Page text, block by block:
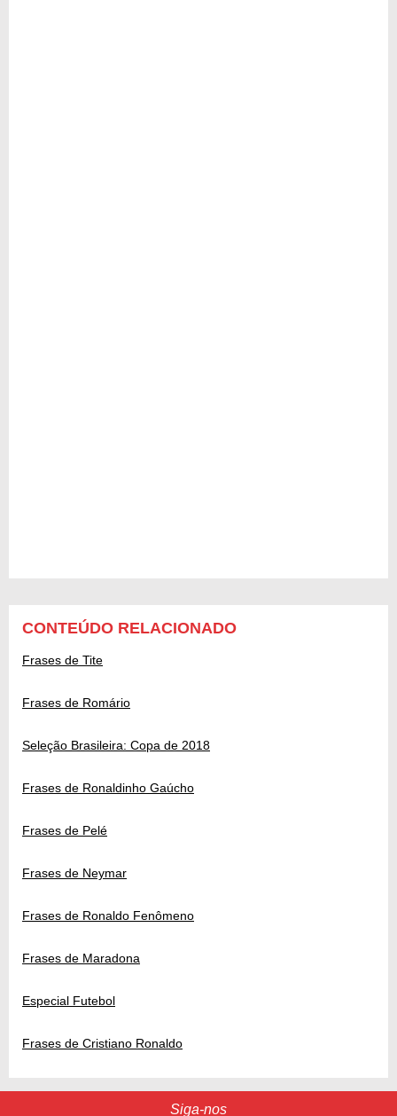
CONTEÚDO RELACIONADO
Frases de Tite
Frases de Romário
Seleção Brasileira: Copa de 2018
Frases de Ronaldinho Gaúcho
Frases de Pelé
Frases de Neymar
Frases de Ronaldo Fenômeno
Frases de Maradona
Especial Futebol
Frases de Cristiano Ronaldo
Siga-nos